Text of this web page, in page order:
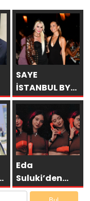
SAYE
İSTANBUL BY
ARAKİ
GÖRKEMLİ BİR
AÇILIŞLA
KAPILARINI
AÇTI!
Eda
Suluki’den
Yeni Tekli: